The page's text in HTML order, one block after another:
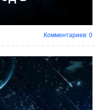
Комментариев: 0